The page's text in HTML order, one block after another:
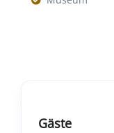
Gäste